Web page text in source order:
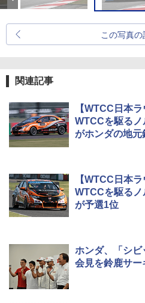
この写真の
関連記事
【WTCC日本
WTCCを駆る
がホンダの地元
【WTCC日本
WTCCを駆る
が予選1位
ホンダ、「シ
会見を鈴鹿サー